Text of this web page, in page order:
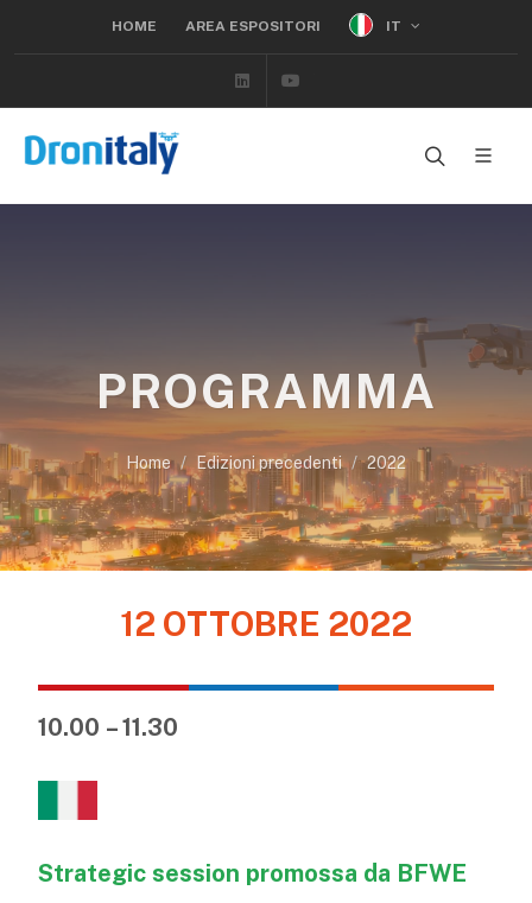
HOME AREA ESPOSITORI IT
Linkedin
PROGRAMMA
Home Edizioni precedenti 2022
12 OTTOBRE 2022
10.00 – 11.30
Strategic session promossa da BFWE